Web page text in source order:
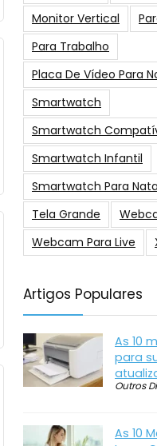
Monitor Vertical
Para Trabalho
Placa De Vídeo Para
Smartwatch
Smartwatch
Smartwatch Infantil
Smartwatch Para
Tela Grande
Webcam Para Live
Artigos Populares
As 10
para
Outros
As 10